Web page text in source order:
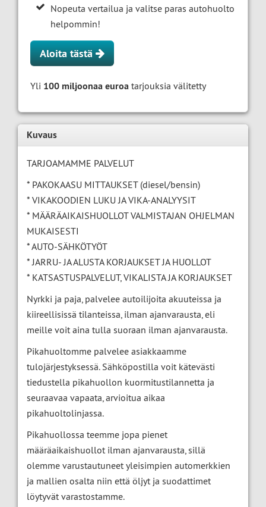
Nopeuta vertailua ja valitse paras autohuolto
helpommin!
Aloita tästä
Yli 100 miljoonaa euroa tarjouksia välitetty
Kuvaus
TARJOAMAMME PALVELUT
* PAKOKAASU MITTAUKSET (diesel/bensin)
* VIKAKOODIEN LUKU JA VIKA-ANALYYSIT
* MÄÄRÄAIKAISHUOLLOT VALMISTAJAN OHJELMAN
MUKAISESTI
* AUTO-SÄHKÖTYÖT
* JARRU- JA ALUSTA KORJAUKSET JA HUOLLOT
* KATSASTUSPALVELUT, VIKALISTA JA KORJAUKSET
Nyrkki ja paja, palvelee autoilijoita akuuteissa ja
kiireellisissä tilanteissa, ilman ajanvarausta, eli
meille voit aina tulla suoraan ilman ajanvarausta.
Pikahuoltomme palvelee asiakkaamme
tulojärjestyksessä. Sähköpostilla voit kätevästi
tiedustella pikahuollon kuormitustilannetta ja
seuraavaa vapaata, arvioitua aikaa
pikahuoltolinjassa.
Pikahuollossa teemme jopa pienet
määräaikaishuollot ilman ajanvarausta, sillä
olemme varustautuneet yleisimpien automerkkien
ja mallien osalta niin että öljyt ja suodattimet
löytyvät varastostamme.